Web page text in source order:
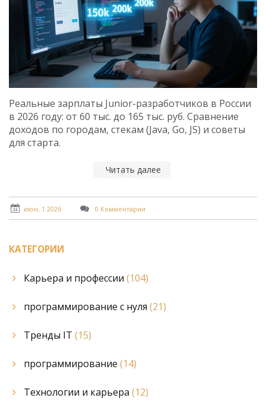
Реальные зарплаты Junior-разработчиков в России
в 2026 году: от 60 тыс. до 165 тыс. руб. Сравнение
доходов по городам, стекам (Java, Go, JS) и советы
для старта.
Читать далее
июн, 1 2026 0 Комментарии
КАТЕГОРИИ
Карьера и профессии (104)
программирование с нуля (21)
Тренды IT (15)
программирование (14)
Технологии и карьера (12)